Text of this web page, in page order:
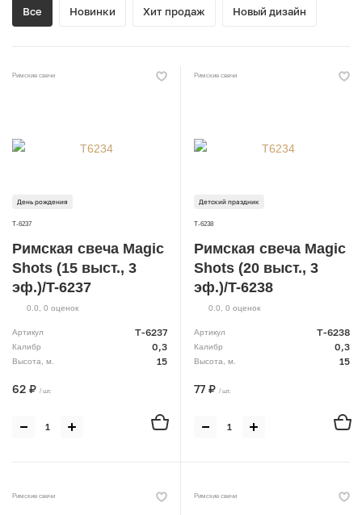
Все Новинки Хит продаж Новый дизайн
Римские свечи
День рождения
T-6237
Римская свеча Magic
Shots (15 выст., 3
эф.)/T-6237
0.0 0 оценок
Артикул T-6237
Калибр 0,3
Высота, м. 15
62 ₽ / шт.
Римские свечи
Детский праздник
T-6238
Римская свеча Magic
Shots (20 выст., 3
эф.)/T-6238
0.0 0 оценок
Артикул T-6238
Калибр 0,3
Высота, м. 15
77 ₽ / шт.
Римские свечи Римские свечи